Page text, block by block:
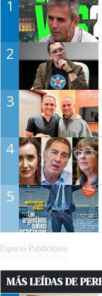
1
2
3
4
5
Espacio Publicitario
MÁS LEÍDAS DE